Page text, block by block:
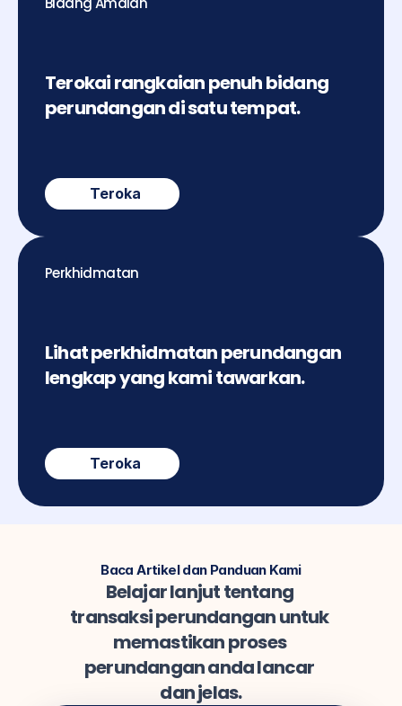
Terokai rangkaian penuh bidang
perundangan di satu tempat.
Teroka
Perkhidmatan
Lihat perkhidmatan perundangan
lengkap yang kami tawarkan.
Teroka
Baca Artikel dan Panduan Kami
Belajar lanjut tentang
transaksi perundangan untuk
memastikan proses
perundangan anda lancar
dan jelas.